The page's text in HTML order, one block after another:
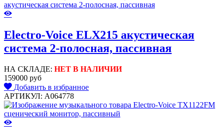
Electro-Voice ELX215 акустическая
система 2-полосная, пассивная
НА СКЛАДЕ: НЕТ В НАЛИЧИИ
159000 руб
Добавить в избранное
АРТИКУЛ: A064778